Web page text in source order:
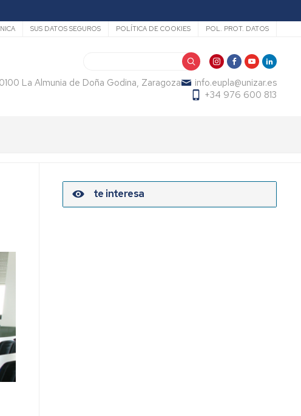
SUS DATOS SEGUROS POLÍTICA DE COOKIES POL. PROT. DATOS
La Almunia de Doña Godina, Zaragoza
info.eupla@unizar.es
+34 976 600 813
te interesa